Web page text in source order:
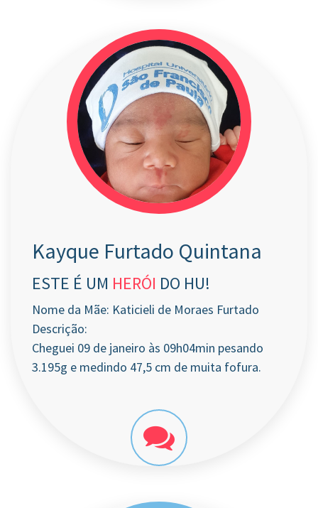
Kayque Furtado Quintana
ESTE É UM HERÓI DO HU!
Nome da Mãe: Katicieli de Moraes Furtado
Descrição:
Cheguei 09 de janeiro às 09h04min pesando
3.195g e medindo 47,5 cm de muita fofura.